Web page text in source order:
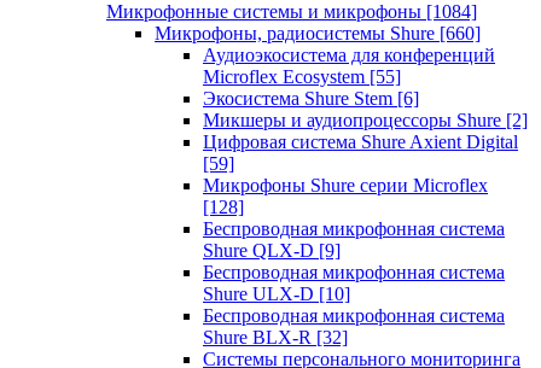
Микрофонные системы и микрофоны [1084]
Микрофоны, радиосистемы Shure [660]
Аудиоэкосистема для конференций
Microflex Ecosystem [55]
Экосистема Shure Stem [6]
Микшеры и аудиопроцессоры Shure [2]
Цифровая система Shure Axient Digital
[59]
Микрофоны Shure серии Microflex
[128]
Беспроводная микрофонная система
Shure QLX-D [9]
Беспроводная микрофонная система
Shure ULX-D [10]
Беспроводная микрофонная система
Shure BLX-R [32]
Системы персонального мониторинга